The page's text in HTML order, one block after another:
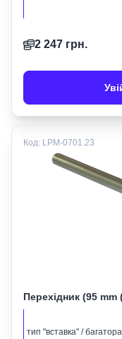
2 247 грн.
Код: LPM-0701.23
Перехідник (95
тип "вставка" /